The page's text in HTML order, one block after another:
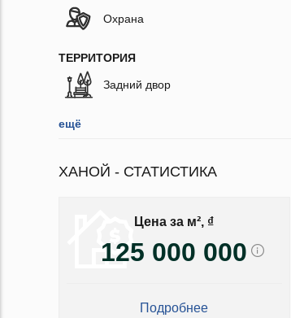
Охрана
ТЕРРИТОРИЯ
Задний двор
ещё
ХАНОЙ - СТАТИСТИКА
Цена за м², ₫
125 000 000
Подробнее